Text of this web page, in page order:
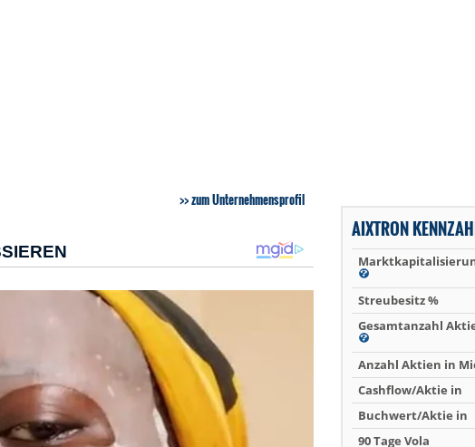
zum Unternehmensprofil
AIXTRON
Streubesitz %
Gesamtanzahl
Anzahl Aktien in
Cashflow/Aktie in
Buchwert/Aktie in
90 Tage Vola